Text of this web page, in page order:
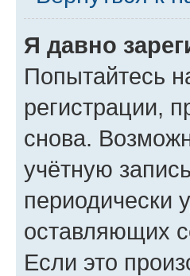
Я давно
Попытайтесь
регистрации,
снова.
учётную
периодически
оставляющих
Если это